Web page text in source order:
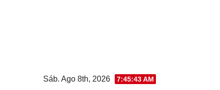
Sáb. Ago 8th, 2026 7:45:43 AM